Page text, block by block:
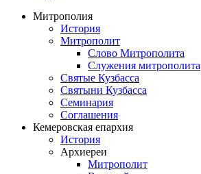
Митрополия
История
Митрополит
Слово Митрополита
Служения митрополита
Святые Кузбасса
Святыни Кузбасса
Семинария
Соглашения
Кемеровская епархия
История
Архиереи
Митрополит